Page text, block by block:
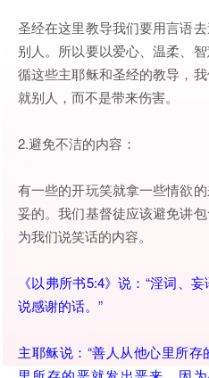
圣经在这里教导我们要用言语
别人。所以要以爱心、温柔、
循这些主耶稣和圣经的教导，
就别人，而不是带来伤害。
2.避免不洁的内容：
有一些的开玩笑就拿一些情欲
妥的。我们基督徒应该避免讲
为我们说笑话的内容。
《以弗所书5:4》说：“淫词、
说感谢的话。”
主耶稣说：“善人从他心里所